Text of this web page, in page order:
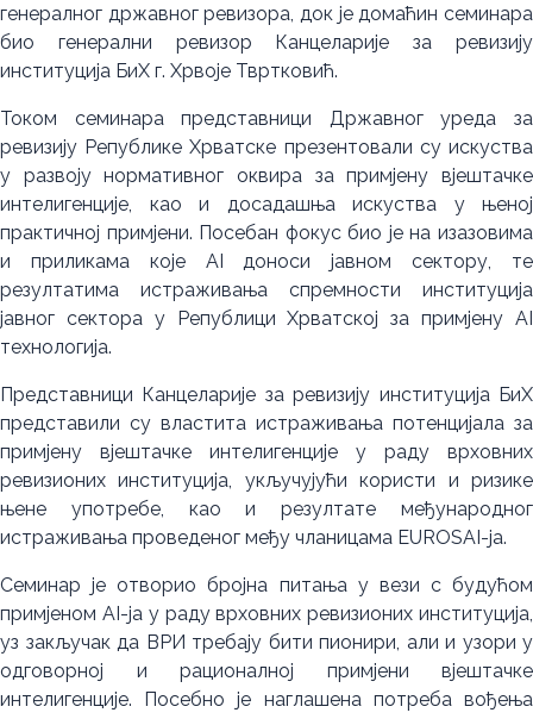
генералног државног ревизора, док је домаћин семинара
био генерални ревизор Канцеларије за ревизију
институција БиХ г. Хрвоје Твртковић.
Током семинара представници Државног уреда за
ревизију Републике Хрватске презентовали су искуства
у развоју нормативног оквира за примјену вјештачке
интелигенције, као и досадашња искуства у њеној
практичној примјени. Посебан фокус био је на изазовима
и приликама које AI доноси јавном сектору, те
резултатима истраживања спремности институција
јавног сектора у Републици Хрватској за примјену AI
технологија.
Представници Канцеларије за ревизију институција БиХ
представили су властита истраживања потенцијала за
примјену вјештачке интелигенције у раду врховних
ревизионих институција, укључујући користи и ризике
њене употребе, као и резултате међународног
истраживања проведеног међу чланицама EUROSAI-ја.
Семинар је отворио бројна питања у вези с будућом
примјеном AI-ја у раду врховних ревизионих институција,
уз закључак да ВРИ требају бити пионири, али и узори у
одговорној и рационалној примјени вјештачке
интелигенције. Посебно је наглашена потреба вођења